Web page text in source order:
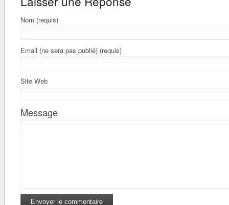
Nom (requis)
Email (ne sera pas publié) (requis)
Site Web
Message